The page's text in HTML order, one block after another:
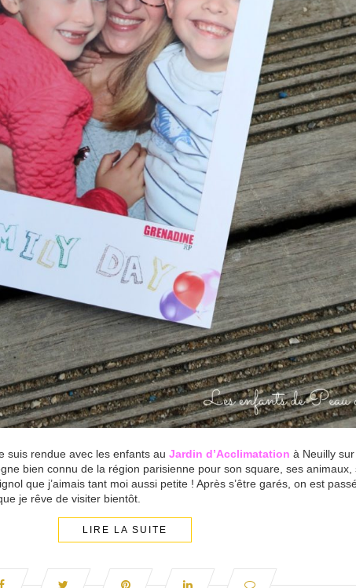
suis rendue avec les enfants au Jardin d’Acclimatation à Neuilly sur
bien connu de la région parisienne pour son square, ses animaux,
que j’aimais tant moi aussi petite ! Après s’être garés, on est
je rêve de visiter bientôt.
LIRE LA SUITE